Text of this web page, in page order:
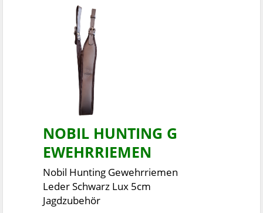
NOBIL HUNTING G
EWEHRRIEMEN
Nobil Hunting Gewehrriemen
Leder Schwarz Lux 5cm
Jagdzubehör